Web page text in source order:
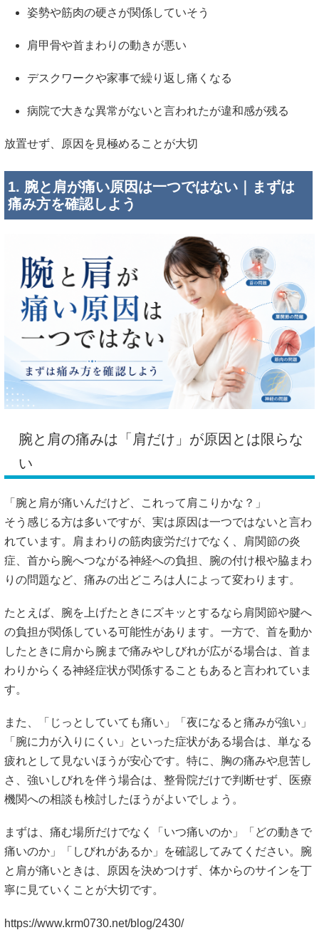
姿勢や筋肉の硬さが関係していそう
肩甲骨や首まわりの動きが悪い
デスクワークや家事で繰り返し痛くなる
病院で大きな異常がないと言われたが違和感が残る
放置せず、原因を見極めることが大切
1. 腕と肩が痛い原因は一つではない｜まずは
痛み方を確認しよう
腕と肩の痛みは「肩だけ」が原因とは限らな
い
「腕と肩が痛いんだけど、これって肩こりかな？」
そう感じる方は多いですが、実は原因は一つではないと言わ
れています。肩まわりの筋肉疲労だけでなく、肩関節の炎
症、首から腕へつながる神経への負担、腕の付け根や脇まわ
りの問題など、痛みの出どころは人によって変わります。
たとえば、腕を上げたときにズキッとするなら肩関節や腱へ
の負担が関係している可能性があります。一方で、首を動か
したときに肩から腕まで痛みやしびれが広がる場合は、首ま
わりからくる神経症状が関係することもあると言われていま
す。
また、「じっとしていても痛い」「夜になると痛みが強い」
「腕に力が入りにくい」といった症状がある場合は、単なる
疲れとして見ないほうが安心です。特に、胸の痛みや息苦し
さ、強いしびれを伴う場合は、整骨院だけで判断せず、医療
機関への相談も検討したほうがよいでしょう。
まずは、痛む場所だけでなく「いつ痛いのか」「どの動きで
痛いのか」「しびれがあるか」を確認してみてください。腕
と肩が痛いときは、原因を決めつけず、体からのサインを丁
寧に見ていくことが大切です。
https://www.krm0730.net/blog/2430/